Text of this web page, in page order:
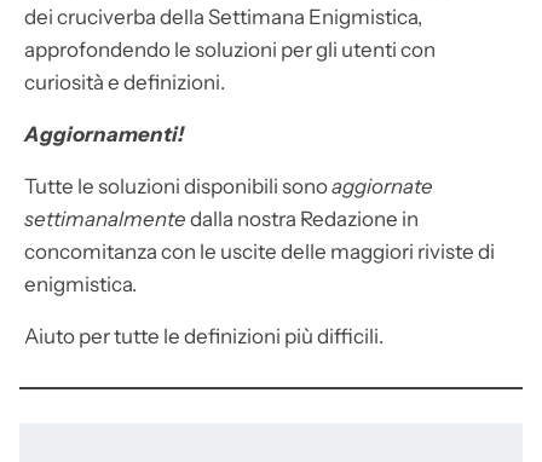
dei cruciverba della Settimana Enigmistica,
approfondendo le soluzioni per gli utenti con
curiosità e definizioni.
Aggiornamenti!
Tutte le soluzioni disponibili sonoaggiornate
settimanalmente dalla nostra Redazione in
concomitanza con le uscite delle maggiori riviste di
enigmistica.
Aiuto per tutte le definizioni più difficili.